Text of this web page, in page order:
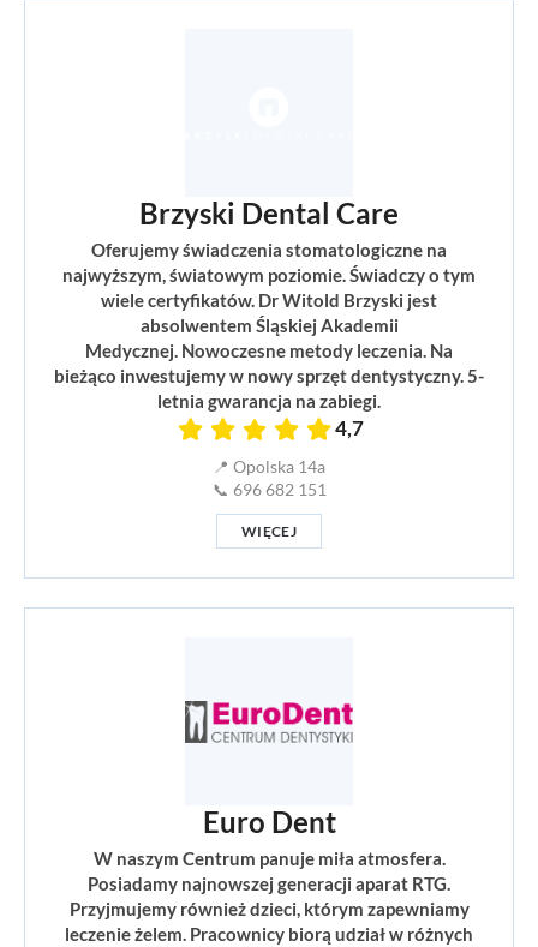
Brzyski Dental Care
Oferujemy świadczenia stomatologiczne na
najwyższym, światowym poziomie. Świadczy o tym
wiele certyfikatów. Dr Witold Brzyski jest
absolwentem Śląskiej Akademii
Medycznej. Nowoczesne metody leczenia. Na
bieżąco inwestujemy w nowy sprzęt dentystyczny. 5-
letnia gwarancja na zabiegi.
4,7
📍 Opolska 14a
📞 696 682 151
WIĘCEJ
Euro Dent
W naszym Centrum panuje miła atmosfera.
Posiadamy najnowszej generacji aparat RTG.
Przyjmujemy również dzieci, którym zapewniamy
leczenie żelem. Pracownicy biorą udział w różnych